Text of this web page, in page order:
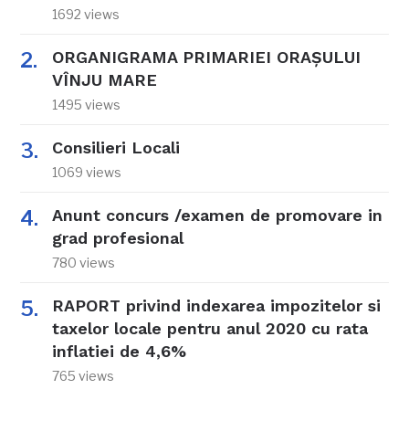
1692 views
ORGANIGRAMA PRIMARIEI ORAŞULUI
VÎNJU MARE
1495 views
Consilieri Locali
1069 views
Anunt concurs /examen de promovare in
grad profesional
780 views
RAPORT privind indexarea impozitelor si
taxelor locale pentru anul 2020 cu rata
inflatiei de 4,6%
765 views